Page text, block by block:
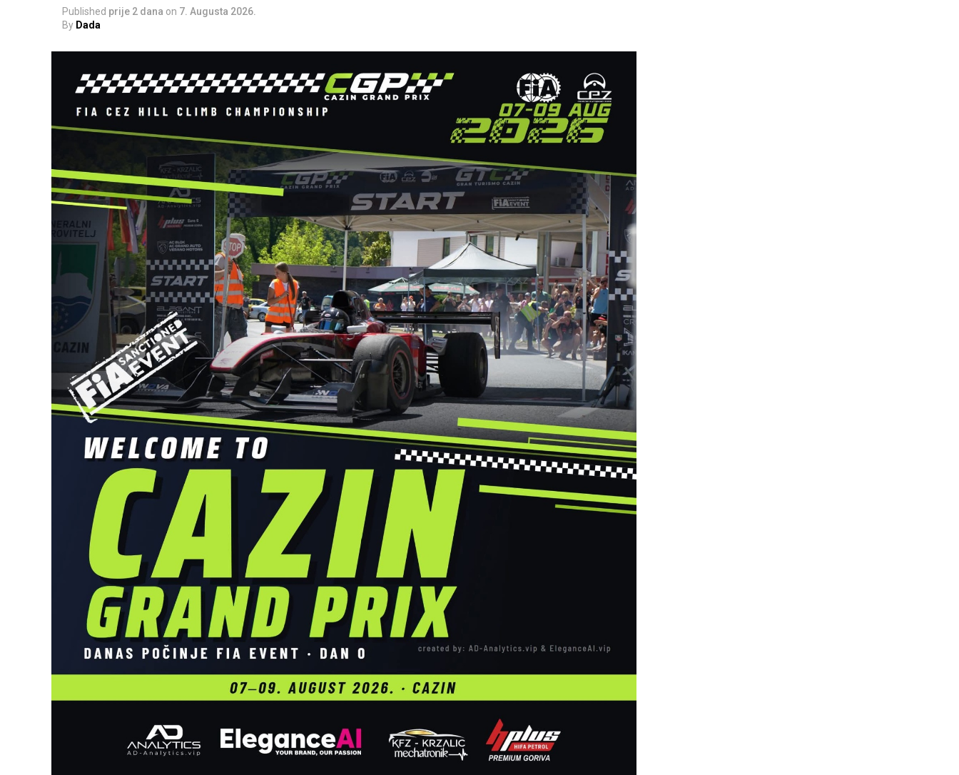
Published prije 2 dana on 7. Augusta 2026.
By Dada